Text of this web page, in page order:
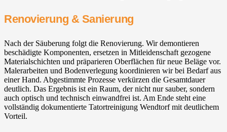
Renovierung & Sanierung
Nach der Säuberung folgt die Renovierung. Wir demontieren
beschädigte Komponenten, ersetzen in Mitleidenschaft gezogene
Materialschichten und präparieren Oberflächen für neue Beläge vor.
Malerarbeiten und Bodenverlegung koordinieren wir bei Bedarf aus
einer Hand. Abgestimmte Prozesse verkürzen die Gesamtdauer
deutlich. Das Ergebnis ist ein Raum, der nicht nur sauber, sondern
auch optisch und technisch einwandfrei ist. Am Ende steht eine
vollständig dokumentierte Tatortreinigung Wendtorf mit deutlichem
Vorteil.